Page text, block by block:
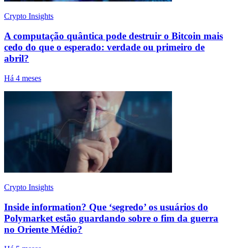
Crypto Insights
A computação quântica pode destruir o Bitcoin mais
cedo do que o esperado: verdade ou primeiro de
abril?
Há 4 meses
Crypto Insights
Inside information? Que ‘segredo’ os usuários do
Polymarket estão guardando sobre o fim da guerra
no Oriente Médio?